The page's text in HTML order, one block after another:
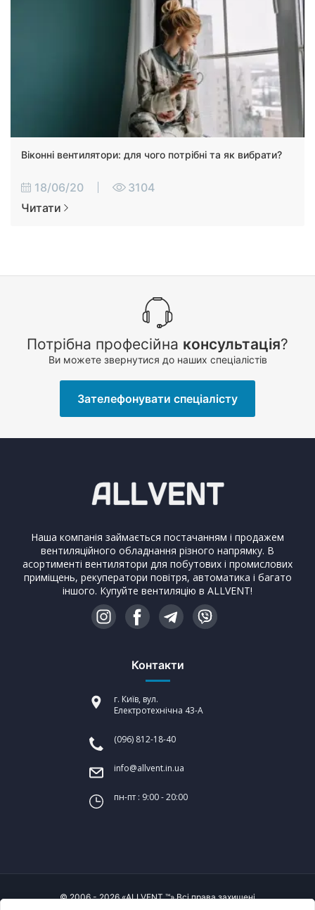
Віконні вентилятори: для чого потрібні та як вибрати?
18/06/20
3104
Читати
Потрібна професійна консультація?
Ви можете звернутися до наших спеціалістів
Зателефонувати спеціалісту
Наша компанія займається постачанням і продажем
вентиляційного обладнання різного напрямку. В
асортименті вентилятори для побутових і промислових
приміщень, рекуператори повітря, автоматика і багато
іншого. Купуйте вентиляцію в ALLVENT!
Контакти
г. Київ, вул.
Електротехнічна 43-А
(096) 812-18-40
info@allvent.in.ua
пн-пт : 9:00 - 20:00
© 2006 - 2026 «ALLVENT ™» Всі права захищені